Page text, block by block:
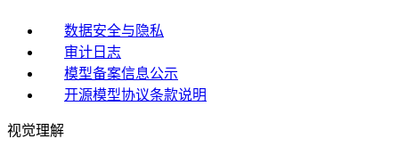
数据安全与隐私
审计日志
模型备案信息公示
开源模型协议条款说明
视觉理解